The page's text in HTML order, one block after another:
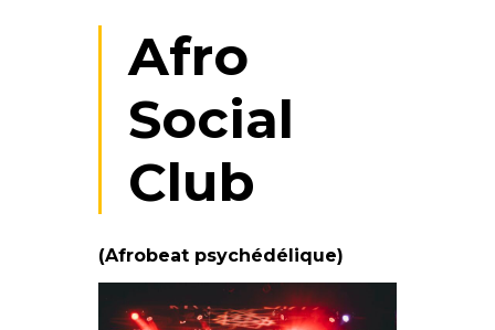
Afro
Social
Club
(Afrobeat psychédélique)